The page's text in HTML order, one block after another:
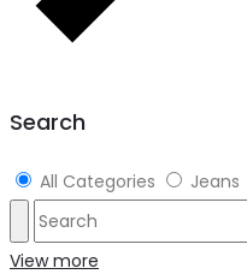
Search
All Categories Jeans
View more